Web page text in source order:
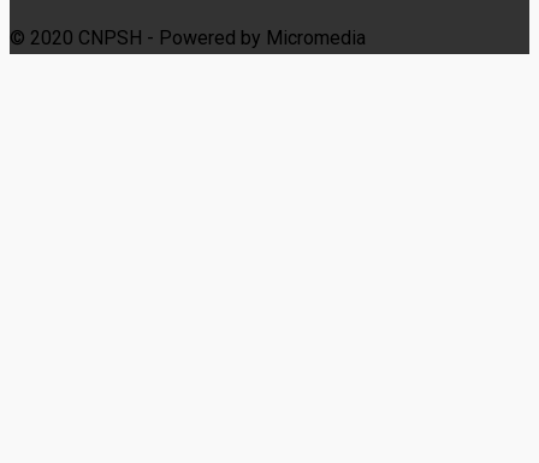
© 2020 CNPSH - Powered by Micromedia